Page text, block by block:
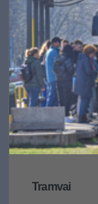
Tramvai